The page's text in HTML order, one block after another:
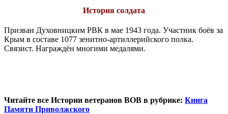
История солдата
Призван Духовницким РВК в мае 1943 года. Участник боёв за
Крым в составе 1077 зенитно-артиллерийского полка.
Связист. Награждён многими медалями.
Читайте все Истории ветеранов ВОВ в рубрике: Книга
Памяти Приволжского